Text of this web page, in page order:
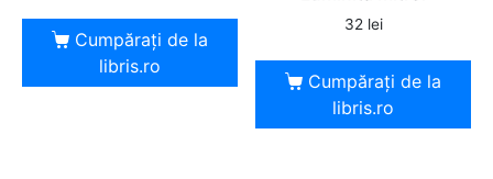
Cumpărați de la
libris.ro
32 lei
Cumpărați de la
libris.ro